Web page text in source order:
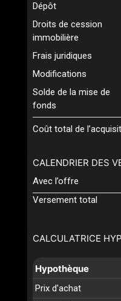
CALCULATRICE
Hypothèque
Prix d'achat
Dépôt
Droits de cession
immobilière
Frais juridiques
Modifications
Solde de la mise de
fonds
Coût total de
CALENDRIER DES
Avec l’offre
Versement total